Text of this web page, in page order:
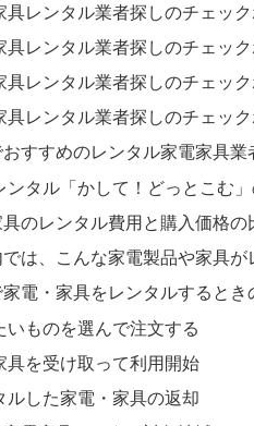
具レンタル業者探しのチェッ
具レンタル業者探しのチェッ
具レンタル業者探しのチェッ
具レンタル業者探しのチェッ
すすめのレンタル家電家具業
ンタル「かして！どっとこむ」
のレンタル費用と購入価格の
は、こんな家電製品や家具が
電・家具をレンタルするとき
いものを選んで注文する
具を受け取って利用開始
ルした家電・家具の返却